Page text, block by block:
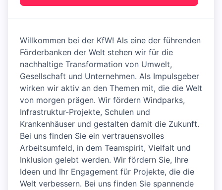
Willkommen bei der KfW! Als eine der führenden
Förderbanken der Welt stehen wir für die
nachhaltige Transformation von Umwelt,
Gesellschaft und Unternehmen. Als Impulsgeber
wirken wir aktiv an den Themen mit, die die Welt
von morgen prägen. Wir fördern Windparks,
Infrastruktur-Projekte, Schulen und
Krankenhäuser und gestalten damit die Zukunft.
Bei uns finden Sie ein vertrauensvolles
Arbeitsumfeld, in dem Teamspirit, Vielfalt und
Inklusion gelebt werden. Wir fördern Sie, Ihre
Ideen und Ihr Engagement für Projekte, die die
Welt verbessern. Bei uns finden Sie spannende